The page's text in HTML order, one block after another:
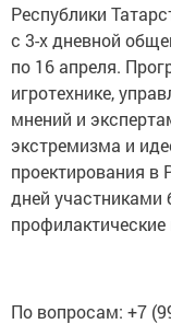
Республики
с 3-х дневной
по 16 апреля.
игротехнике,
мнений и
экстремизма и
проектирования в
дней
По вопросам: +7